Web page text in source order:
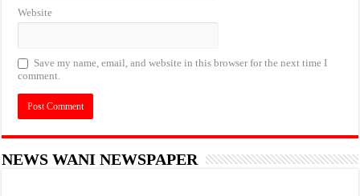
Website
Save my name, email, and website in this browser for the next time I
comment.
NEWS WANI NEWSPAPER